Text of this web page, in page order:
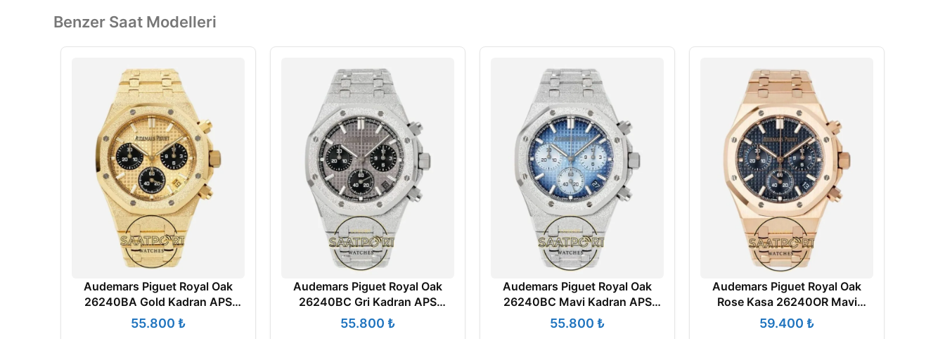
Benzer Saat Modelleri
Audemars Piguet Royal Oak
26240BA Gold Kadran APS
Factory 4401 Super Clone ETA
₺
Audemars Piguet Royal Oak
26240BC Gri Kadran APS
Factory 4401 Super Clone ETA
₺
Audemars Piguet Royal Oak
26240BC Mavi Kadran APS
Factory 4401 Super Clone ETA
₺
Audemars Piguet Royal Oak
Rose Kasa 26240OR Mavi
Kadran APS Factory 4401
Super Clone ETA
₺